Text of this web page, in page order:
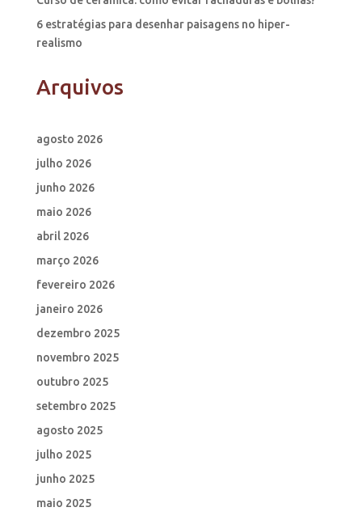
6 estratégias para desenhar paisagens no hiper-
realismo
Arquivos
agosto 2026
julho 2026
junho 2026
maio 2026
abril 2026
março 2026
fevereiro 2026
janeiro 2026
dezembro 2025
novembro 2025
outubro 2025
setembro 2025
agosto 2025
julho 2025
junho 2025
maio 2025